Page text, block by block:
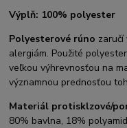
Výplň: 100% polyester
Polyesterové rúno
alergiám. Použité
veľkou výhrevnosťou na
významnou prednosťou
Materiál protisklzové/
80% bavlna, 18%